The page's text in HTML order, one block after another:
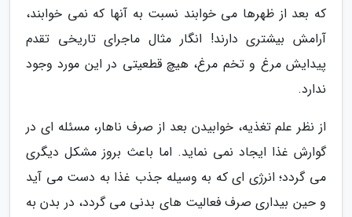
که بعد از ظهرها می خوابند نسبت به آنها که نمی خوابند،
آرامش بیشتری دارند! انگار مثال ماجرای تاریخی تقدم
پیدایش مرغ و تخم مرغ، هیچ قطعیتی در این مورد وجود
ندارد.
از نظر علم تغذیه، خوابیدن بعد از صرف ناهار، مسئله ای در
گوارش غذا ایجاد نمی نماید. اما باعث بروز مشکل دیگری
می گردد؛ انرژی ای که به وسیله جذب غذا به دست می آید
و حین بیداری صرف فعالیت های بدنی می گردد، در بدن به